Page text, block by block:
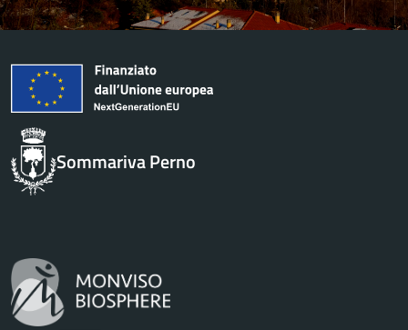
Sommariva Perno